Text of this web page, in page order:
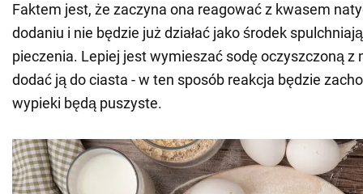
Faktem jest, że zaczyna ona reagować z kwasem
dodaniu i nie będzie już działać jako środek
pieczenia. Lepiej jest wymieszać sodę oczyszczoną z
dodać ją do ciasta - w ten sposób reakcja będzie
wypieki będą puszyste.